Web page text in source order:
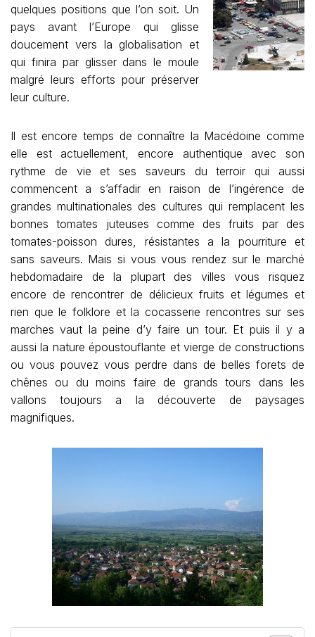
quelques positions que l’on soit. Un
pays avant l’Europe qui glisse
doucement vers la globalisation et
qui finira par glisser dans le moule
malgré leurs efforts pour préserver
leur culture.
Il est encore temps de connaître la Macédoine comme
elle est actuellement, encore authentique avec son
rythme de vie et ses saveurs du terroir qui aussi
commencent a s’affadir en raison de l’ingérence de
grandes multinationales des cultures qui remplacent les
bonnes tomates juteuses comme des fruits par des
tomates-poisson dures, résistantes a la pourriture et
sans saveurs. Mais si vous vous rendez sur le marché
hebdomadaire de la plupart des villes vous risquez
encore de rencontrer de délicieux fruits et légumes et
rien que le folklore et la cocasserie rencontres sur ses
marches vaut la peine d’y faire un tour. Et puis il y a
aussi la nature époustouflante et vierge de constructions
ou vous pouvez vous perdre dans de belles forets de
chênes ou du moins faire de grands tours dans les
vallons toujours a la découverte de paysages
magnifiques.